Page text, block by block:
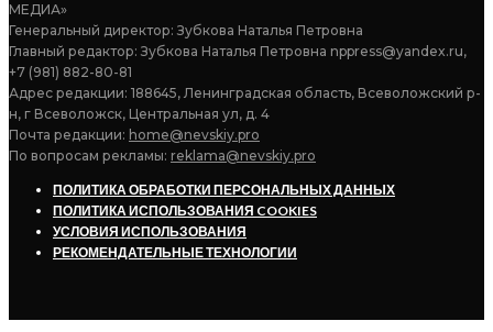
МЕДИА»
Генеральный директор: Зубкова Наталья Петровна
Главный редактор: Зубкова Наталья Петровна nppress@yandex.ru,
+7 (981) 882-80-81
Адрес редакции: 188645, Ленинградская область, Всеволожский р-
н, г Всеволожск, Центральная ул, д. 4
Почта редакции: home@nevskiy.pro
По вопросам рекламы: reklama@nevskiy.pro
ПОЛИТИКА ОБРАБОТКИ ПЕРСОНАЛЬНЫХ ДАННЫХ
ПОЛИТИКА ИСПОЛЬЗОВАНИЯ COOKIES
УСЛОВИЯ ИСПОЛЬЗОВАНИЯ
РЕКОМЕНДАТЕЛЬНЫЕ ТЕХНОЛОГИИ